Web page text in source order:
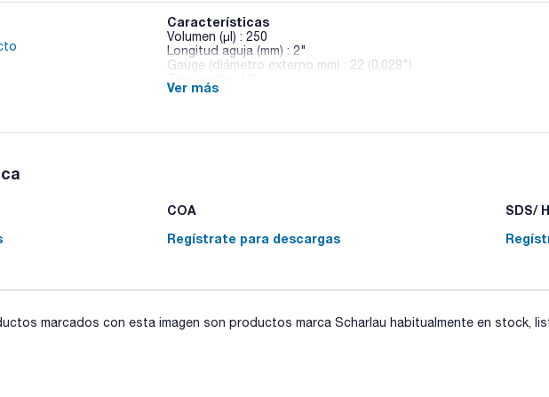
Características
Volumen (µl) : 250
Longitud aguja (mm) : 2"
Gauge (diámetro externo mm) : 22 (0,028")
Tipo punta : LC
Modelo : 250R-LC
Pack (u.) : 1
Ver más
COA
Regístrate para descargas
SDS/
marcados con esta imagen son productos marca Scharlau habitualmente en stock,